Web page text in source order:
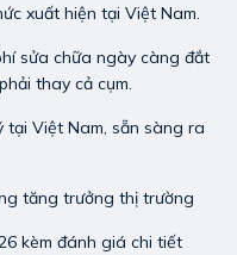
xuất hiện tại Việt Nam.
sửa chữa ngày càng đắt
thay cả cụm.
tại Việt Nam, sẵn sàng ra
tăng trưởng thị trường
kèm đánh giá chi tiết